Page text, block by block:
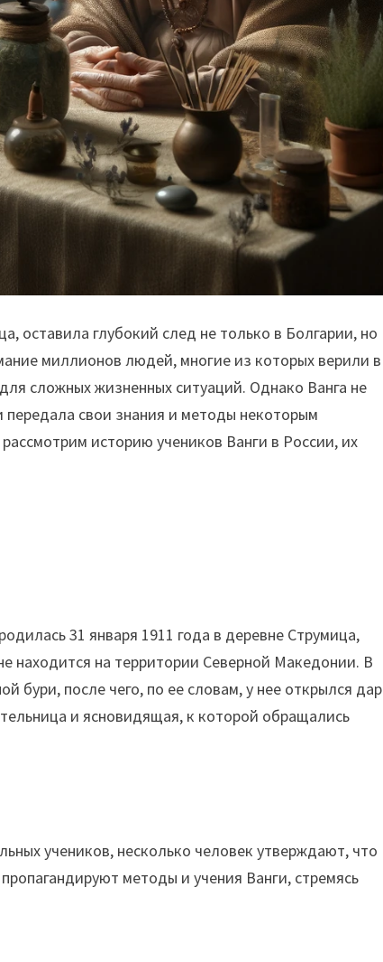
оставила глубокий след не только в Болгарии, но
миллионов людей, многие из которых верили в
сложных жизненных ситуаций. Однако Ванга не
передала свои знания и методы некоторым
историю учеников Ванги в России, их
31 января 1911 года в деревне Струмица,
находится на территории Северной Македонии. В
бури, после чего, по ее словам, у нее открылся дар
и ясновидящая, к которой обращались
учеников, несколько человек утверждают, что
методы и учения Ванги, стремясь